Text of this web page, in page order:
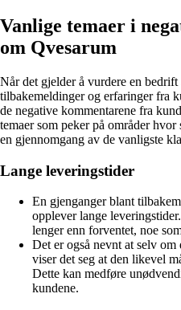
Vanlige temaer i
om Qvesarum
Når det gjelder å vurdere en
tilbakemeldinger og erfaringer fra
de negative kommentarene fra
temaer som peker på områder
en gjennomgang av de vanligste
Lange leveringstider
En gjenganger blant
opplever lange
lenger enn forventet, noe
Det er også nevnt at selv om
viser det seg at den likevel
Dette kan medføre
kundene.